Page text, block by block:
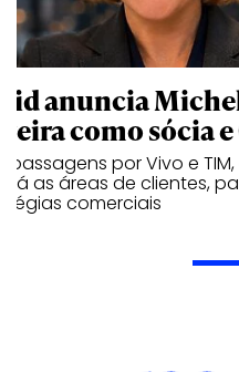
anuncia
como sócia e
passagens por Vivo e
as áreas de clientes,
comerciais